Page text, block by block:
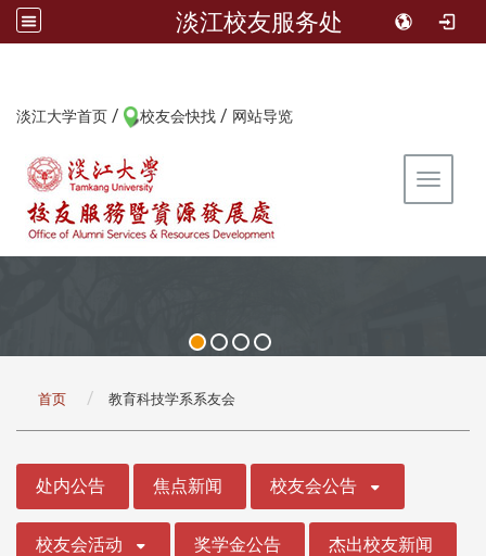
淡江校友服务处
淡江大学首页 / 校友会快找 / 网站导览
Toggle
首页 教育科技学系系友会
处内公告 焦点新闻 校友会公告
校友会活动 奖学金公告 杰出校友新闻